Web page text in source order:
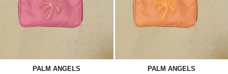
PALM ANGELS PALM ANGELS